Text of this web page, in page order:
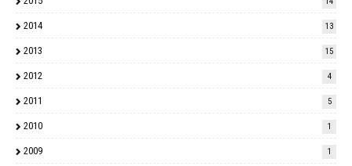
2014 13
2013 15
2012 4
2011 5
2010 1
2009 1